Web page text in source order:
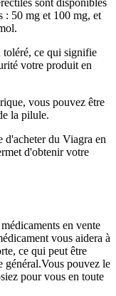
: 50 mg et 100 mg, et
toléré, ce qui signifie
votre produit en
vous pouvez être
la pilule.
d'acheter du Viagra en
d'obtenir votre
en vente
vous aidera à
ce qui peut être
général.Vous pouvez le
pour vous en toute